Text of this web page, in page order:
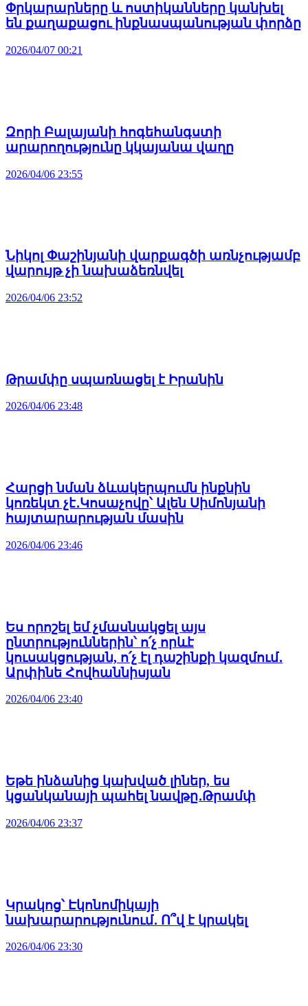
Փրկարարները և ոստիկանները կանխել
են քաղաքացու ինքնասպանության փորձը
2026/04/07 00:21
Զորի Բալայանի հոգեհանգստի
արարողությունը կկայանա վաղը
2026/04/06 23:55
Նիկոլ Փաշինյանի վարքագծի առնչությամբ
վարույթ չի նախաձեռնվել
2026/04/06 23:52
Թրամփը սպառնացել է Իրանին
2026/04/06 23:48
Հարցի նման ձևակերպումն ինքնին
կոռեկտ չէ․Կոսաչովը՝ Ալեն Սիմոնյանի
հայտարարության մասին
2026/04/06 23:46
Ես որոշել եմ չմասնակցել այս
ընտրություններին՝ ո՛չ որևէ
կուսակցության, ո՛չ էլ դաշինքի կազմում․
Արփինե Հովհաննիսյան
2026/04/06 23:40
Եթե ինձանից կախված լիներ, ես
կցանկանայի պահել նավթը․Թրամփ
2026/04/06 23:37
Կրակոց՝ Էկոնոմիկայի
նախարարությունում․ Ո՞վ է կրակել
2026/04/06 23:30